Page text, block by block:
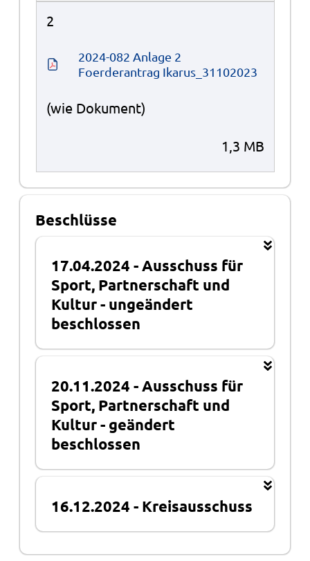
2
2024-082 Anlage 2
Foerderantrag Ikarus_31102023
(wie Dokument)
1,3 MB
Beschlüsse
17.04.2024 -Ausschuss für
Sport, Partnerschaft und
Kultur- ungeändert
beschlossen
20.11.2024 -Ausschuss für
Sport, Partnerschaft und
Kultur- geändert
beschlossen
16.12.2024 - Kreisausschuss